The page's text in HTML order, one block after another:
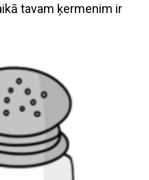
tavam ķermenim ir